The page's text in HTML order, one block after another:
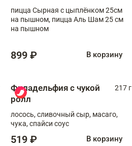
пицца Сырная с цыплёнком 25см
на пышном, пицца Аль Шам 25 см
на пышном
899 ₽ В корзину
Филадельфия с чукой
ролл
217 г
лосось, сливочный сыр, масаго,
чука, спайси соус
519 ₽ В корзину